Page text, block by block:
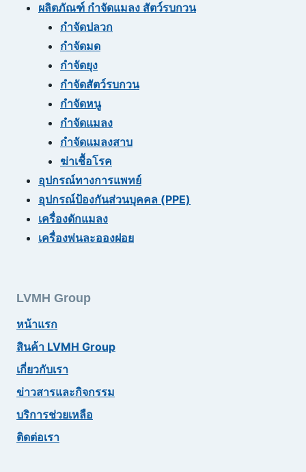
ผลิตภัณฑ์ กำจัดแมลง สัตว์รบกวน
กำจัดปลวก
กำจัดมด
กำจัดยุง
กำจัดสัตว์รบกวน
กำจัดหนู
กำจัดแมลง
กำจัดแมลงสาบ
ฆ่าเชื้อโรค
อุปกรณ์ทางการแพทย์
อุปกรณ์ป้องกันส่วนบุคคล (PPE)
เครื่องดักแมลง
เครื่องพ่นละอองฝอย
LVMH Group
หน้าแรก
สินค้า LVMH Group
เกี่ยวกับเรา
ข่าวสารและกิจกรรม
บริการช่วยเหลือ
ติดต่อเรา